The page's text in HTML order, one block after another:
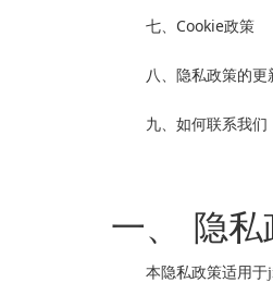
七、Cookie政策
八、 隐私政策的更
九、 如何联系我们
一、 隐私
本隐私政策适用于